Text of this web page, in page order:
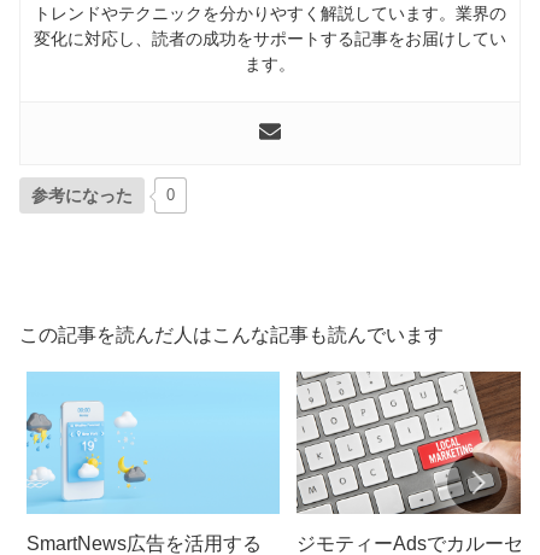
トレンドやテクニックを分かりやすく解説しています。業界の
変化に対応し、読者の成功をサポートする記事をお届けしてい
ます。
参考になった 0
この記事を読んだ人はこんな記事も読んでいます
SmartNews広告を活用する
ジモティーAdsでカルーセ